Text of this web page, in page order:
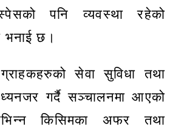
पनि व्यवस्था रहेको
भनाई छ।
सेवा सुविधा तथा
गर्दै सञ्चालनमा आएको
किसिमका अफर तथा